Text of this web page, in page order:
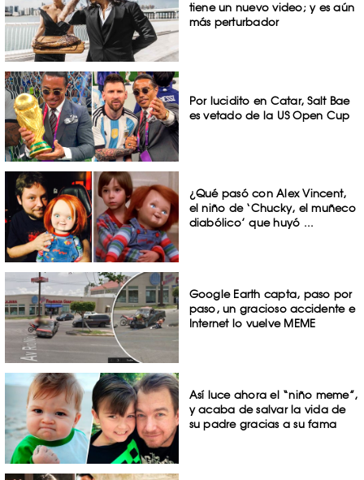
tiene un nuevo video; y es aún
más perturbador
Por lucidito en Catar, Salt Bae
es vetado de la US Open Cup
¿Qué pasó con Alex Vincent,
el niño de ‘Chucky, el muñeco
diabólico’ que huyó ...
Google Earth capta, paso por
paso, un gracioso accidente e
Internet lo vuelve MEME
Así luce ahora el “niño meme”,
y acaba de salvar la vida de
su padre gracias a su fama